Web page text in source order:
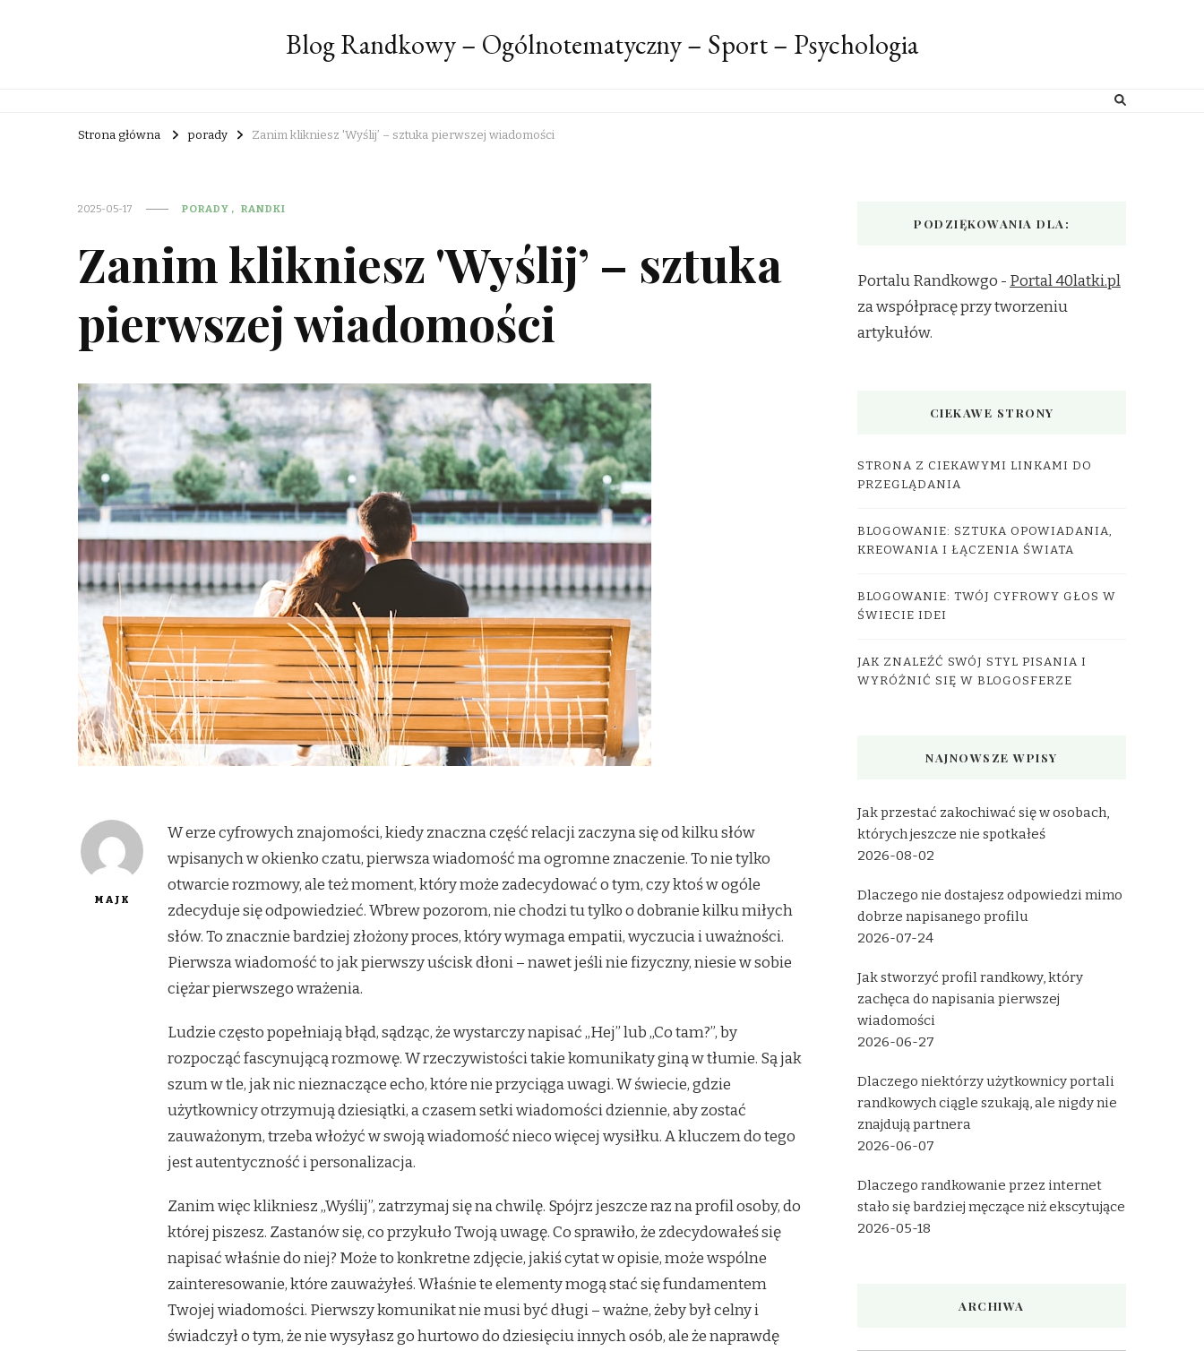
Blog Randkowy – Ogólnotematyczny – Sport – Psychologia
Strona główna porady Zanim klikniesz 'Wyślij’ – sztuka pierwszej wiadomości
2025-05-17 PORADY RANDKI
Zanim klikniesz 'Wyślij’ – sztuka
pierwszej wiadomości
MAJK
W erze cyfrowych znajomości, kiedy znaczna część relacji zaczyna się od kilku słów
wpisanych w okienko czatu, pierwsza wiadomość ma ogromne znaczenie. To nie tylko
otwarcie rozmowy, ale też moment, który może zadecydować o tym, czy ktoś w ogóle
zdecyduje się odpowiedzieć. Wbrew pozorom, nie chodzi tu tylko o dobranie kilku miłych
słów. To znacznie bardziej złożony proces, który wymaga empatii, wyczucia i uważności.
Pierwsza wiadomość to jak pierwszy uścisk dłoni – nawet jeśli nie fizyczny, niesie w sobie
ciężar pierwszego wrażenia.
Ludzie często popełniają błąd, sądząc, że wystarczy napisać „Hej” lub „Co tam?”, by
rozpocząć fascynującą rozmowę. W rzeczywistości takie komunikaty giną w tłumie. Są jak
szum w tle, jak nic nieznaczące echo, które nie przyciąga uwagi. W świecie, gdzie
użytkownicy otrzymują dziesiątki, a czasem setki wiadomości dziennie, aby zostać
zauważonym, trzeba włożyć w swoją wiadomość nieco więcej wysiłku. A kluczem do tego
jest autentyczność i personalizacja.
Zanim więc klikniesz „Wyślij”, zatrzymaj się na chwilę. Spójrz jeszcze raz na profil osoby, do
której piszesz. Zastanów się, co przykuło Twoją uwagę. Co sprawiło, że zdecydowałeś się
napisać właśnie do niej? Może to konkretne zdjęcie, jakiś cytat w opisie, może wspólne
zainteresowanie, które zauważyłeś. Właśnie te elementy mogą stać się fundamentem
Twojej wiadomości. Pierwszy komunikat nie musi być długi – ważne, żeby był celny i
świadczył o tym, że nie wysyłasz go hurtowo do dziesięciu innych osób, ale że naprawdę
PODZIĘKOWANIA DLA:
Portalu Randkowgo - Portal 40latki.pl
za współpracę przy tworzeniu
artykułów.
CIEKAWE STRONY
STRONA Z CIEKAWYMI LINKAMI DO
PRZEGLĄDANIA
BLOGOWANIE: SZTUKA OPOWIADANIA,
KREOWANIA I ŁĄCZENIA ŚWIATA
BLOGOWANIE: TWÓJ CYFROWY GŁOS W
ŚWIECIE IDEI
JAK ZNALEŹĆ SWÓJ STYL PISANIA I
WYRÓŻNIĆ SIĘ W BLOGOSFERZE
NAJNOWSZE WPISY
Jak przestać zakochiwać się w osobach,
których jeszcze nie spotkałeś
2026-08-02
Dlaczego nie dostajesz odpowiedzi mimo
dobrze napisanego profilu
2026-07-24
Jak stworzyć profil randkowy, który
zachęca do napisania pierwszej
wiadomości
2026-06-27
Dlaczego niektórzy użytkownicy portali
randkowych ciągle szukają, ale nigdy nie
znajdują partnera
2026-06-07
Dlaczego randkowanie przez internet
stało się bardziej męczące niż ekscytujące
2026-05-18
ARCHIWA